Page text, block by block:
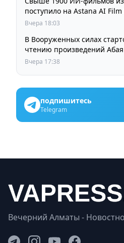
поступило на Astana AI Film
Вчера 18:03
В Вооруженных силах
чтению произведений Абая
Вчера 17:38
подпишитесь
Telegram
Вечерний Алматы -